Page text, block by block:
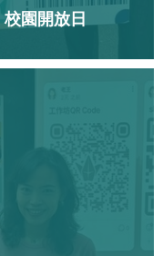
園開放日